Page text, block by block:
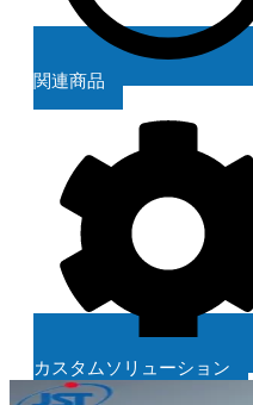
関連商品
カスタムソリューション